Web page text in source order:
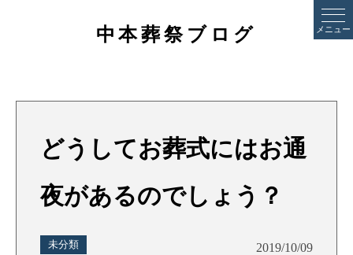
メニュー
中本葬祭ブログ
どうしてお葬式にはお通
夜があるのでしょう？
未分類 2019/10/09